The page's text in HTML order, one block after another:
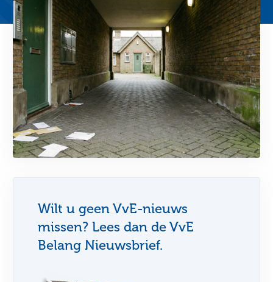
Wilt u geen VvE-nieuws
missen? Lees dan de VvE
Belang Nieuwsbrief.